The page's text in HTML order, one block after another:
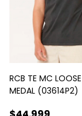
RCB TE MC
MEDAL (03614P2)